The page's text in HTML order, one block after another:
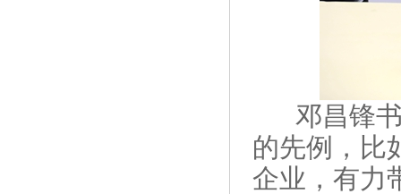
邓昌锋书
的先例，比
企业，有力